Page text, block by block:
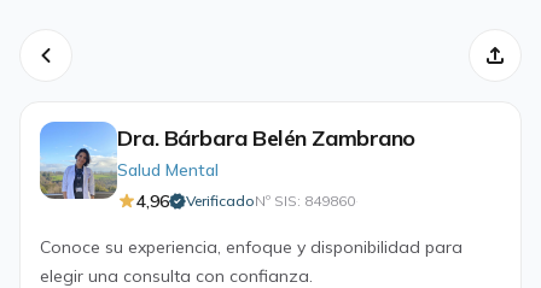
Dra. Bárbara Belén Zambrano
Salud Mental
4,96
VerificadoNº SIS: 849860·
Conoce su experiencia, enfoque y disponibilidad para
elegir una consulta con confianza.